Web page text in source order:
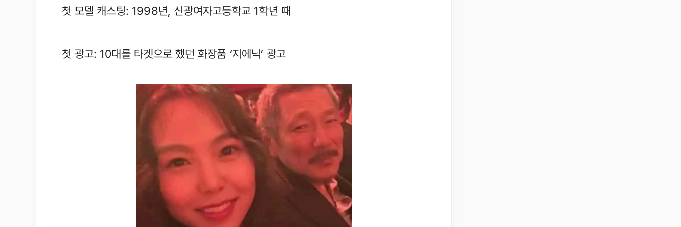
첫 모델 캐스팅: 1998년, 신광여자고등학교 1학년 때
첫 광고: 10대를 타겟으로 했던 화장품 ‘지에닉’ 광고